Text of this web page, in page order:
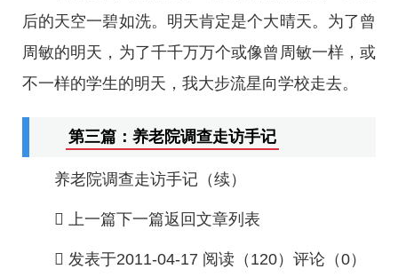
后的天空一碧如洗。明天肯定是个大晴天。为了曾
周敏的明天，为了千千万万个或像曾周敏一样，或
不一样的学生的明天，我大步流星向学校走去。
第三篇：养老院调查走访手记
养老院调查走访手记（续）
 上一篇下一篇返回文章列表
 发表于2011-04-17 阅读（120）评论（0）